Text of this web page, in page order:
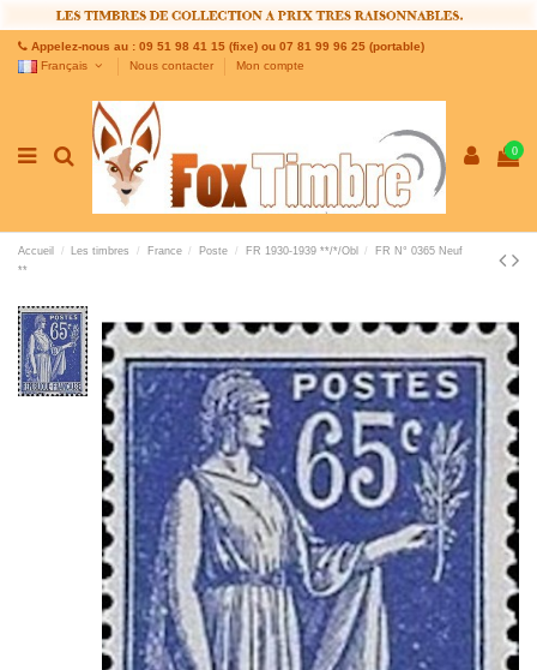
Appelez-nous au : 09 51 98 41 15 (fixe) ou 07 81 99 96 25 (portable)
Français
Nous contacter Mon compte
0
Accueil Les timbres France Poste FR 1930-1939 **/*/Obl
FR N° 0365 Neuf
**